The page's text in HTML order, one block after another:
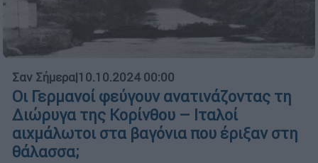
Σαν Σήμερα|10.10.2024 00:00
Οι Γερμανοί φεύγουν ανατινάζοντας τη
Διώρυγα της Κορίνθου – Ιταλοί
αιχμάλωτοι στα βαγόνια που έριξαν στη
θάλασσα;